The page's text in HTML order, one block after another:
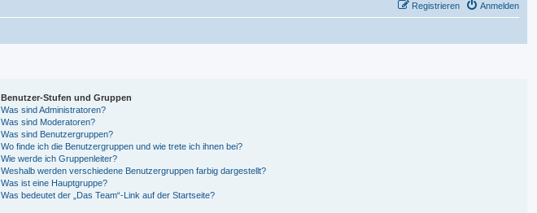
Anmelden
Registrieren
Benutzer-Stufen und Gruppen
Was sind Administratoren?
Was sind Moderatoren?
Was sind Benutzergruppen?
Wo finde ich die Benutzergruppen und wie trete ich ihnen bei?
Wie werde ich Gruppenleiter?
Weshalb werden verschiedene Benutzergruppen farbig dargestellt?
Was ist eine Hauptgruppe?
Was bedeutet der „Das Team“-Link auf der Startseite?